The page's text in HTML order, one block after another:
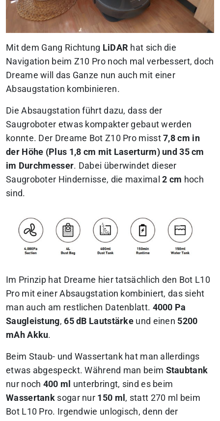
Mit dem Gang Richtung LiDAR hat sich die
Navigation beim Z10 Pro noch mal verbessert, doch
Dreame will das Ganze nun auch mit einer
Absaugstation kombinieren.
Die Absaugstation führt dazu, dass der
Saugroboter etwas kompakter gebaut werden
konnte. Der Dreame Bot Z10 Pro misst7,8 cm in
der Höhe (Plus 1,8 cm mit Laserturm) und 35 cm
im Durchmesser. Dabei überwindet dieser
Saugroboter Hindernisse, die maximal 2 cm hoch
sind.
Im Prinzip hat Dreame hier tatsächlich den Bot L10
Pro mit einer Absaugstation kombiniert, das sieht
man auch am restlichen Datenblatt. 4000 Pa
Saugleistung,65 dB Lautstärke und einen 5200
mAh Akku.
Beim Staub- und Wassertank hat man allerdings
etwas abgespeckt. Während man beim Staubtank
nur noch 400 ml unterbringt, sind es beim
Wassertank sogar nur 150 ml , statt 270 ml beim
Bot L10 Pro. Irgendwie unlogisch, denn der